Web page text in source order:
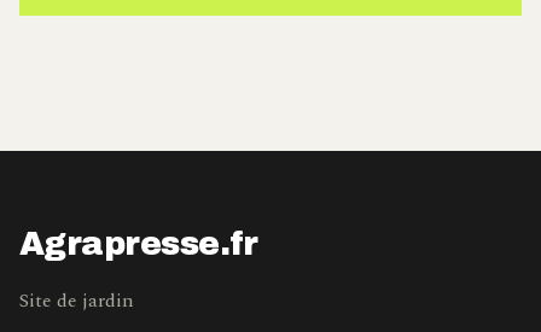
Agrapresse.fr
Site de jardin